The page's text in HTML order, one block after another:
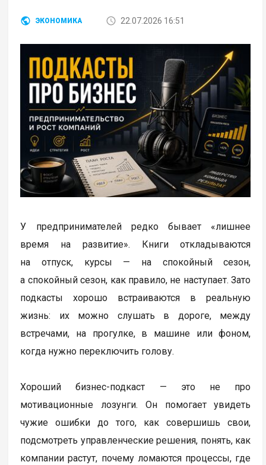
ЭКОНОМИКА 22.07.2026 16:51
У предпринимателей редко бывает «лишнее
время на развитие». Книги откладываются
на отпуск, курсы — на спокойный сезон,
а спокойный сезон, как правило, не наступает. Зато
подкасты хорошо встраиваются в реальную
жизнь: их можно слушать в дороге, между
встречами, на прогулке, в машине или фоном,
когда нужно переключить голову.
Хороший бизнес-подкаст — это не про
мотивационные лозунги. Он помогает увидеть
чужие ошибки до того, как совершишь свои,
подсмотреть управленческие решения, понять, как
компании растут, почему ломаются процессы, где